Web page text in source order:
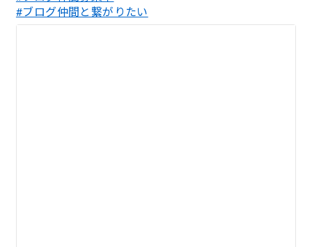
#ブログ仲間と繋がりたい